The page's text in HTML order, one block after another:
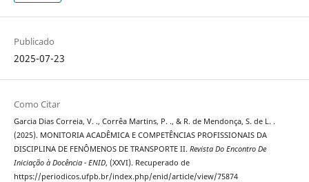
Publicado
2025-07-23
Como Citar
Garcia Dias Correia, V. ., Corrêa Martins, P. ., & R. de Mendonça, S. de L. .
(2025). MONITORIA ACADÊMICA E COMPETÊNCIAS PROFISSIONAIS DA
DISCIPLINA DE FENÔMENOS DE TRANSPORTE II. Revista Do Encontro De
Iniciação à Docência - ENID, (XXVI). Recuperado de
https://periodicos.ufpb.br/index.php/enid/article/view/75874